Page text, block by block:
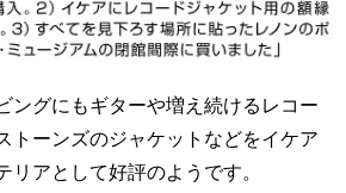
ングにもギターや増え続けるレコー
トーンズのジャケットなどをイケア
リアとして好評のようです。